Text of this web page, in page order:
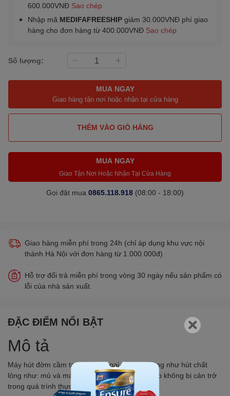
600.000VNĐ Sao chép
Nhập mã MEDIFAFREESHIP giảm 30.000VNĐ phí giao
hàng cho đơn hàng từ 400.000VNĐ Sao chép
Số lượng:
MUA NGAY
Giao hàng tận nơi hoặc nhận tại cửa hàng
THÊM VÀO GIỎ HÀNG
MUA NGAY
Giao Tận Nơi Hoặc Nhận Tại Cửa Hàng
Gọi đặt mua 0865.118.918 (08:00 - 18:00)
Giao hàng miễn phí trong 24h (chỉ áp dụng khu vực nội
thành Hà Nội với đơn hàng từ 1.000.000đ)
Hỗ trợ đổi trả miễn phí trong vòng 30 ngày nếu sản phẩm có
lỗi của nhà sản xuất.
ĐẶC ĐIỂM NỔI BẬT
Mô tả
Máy hút đờm cầm tay 7E-C – Loại bỏ đờm cũng như hút chất
lỏng như: mủ và máu để giữ cho đường hô hấp không bị cản trở
trong quá trình thực hành lâm sàng.